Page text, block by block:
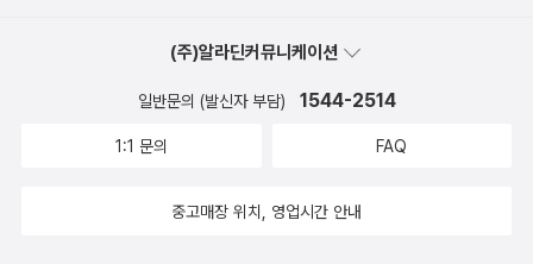
(주)알라딘커뮤니케이션
일반문의 (발신자 부담) 1544-2514
1:1 문의 FAQ
중고매장 위치, 영업시간 안내